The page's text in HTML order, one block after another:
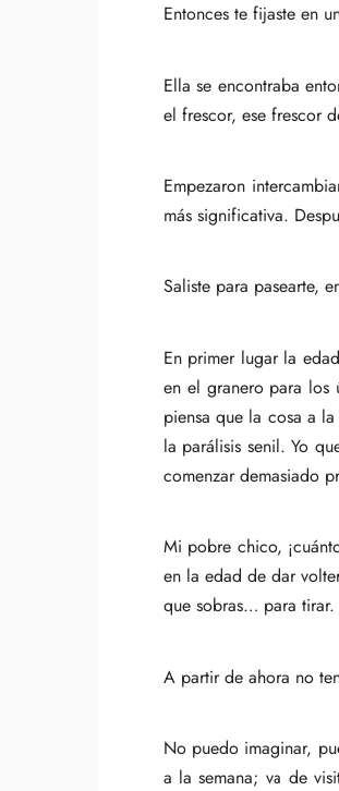
Entonces te fijaste en
Ella se encontraba
el frescor, ese frescor
Empezaron
más significativa.
Saliste para pasearte,
En primer lugar la
en el granero para los
piensa que la cosa a
la parálisis senil. Yo
comenzar demasiado
Mi pobre chico,
en la edad de dar
que sobras… para tirar.
A partir de ahora no
No puedo imaginar,
a la semana; va de